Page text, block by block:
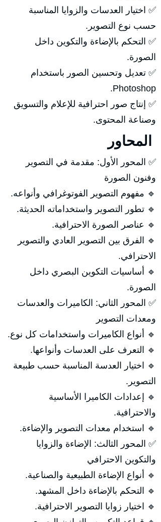
✅ اختيار العدسات والزوايا المناسبة
حسب نوع التصوير.
✅ التحكم بالإضاءة والتكوين داخل
الصورة.
✅ تعديل وتحسين الصور باستخدام
Photoshop.
✅ إنتاج صور احترافية للإعلام والتسويق
وصناعة المحتوى.
✅ المحور الأول: مقدمة في التصوير
وفنون الصورة
🔹 مفهوم التصوير الفوتوغرافي وأنواعه.
🔹 تطور التصوير واستخداماته الحديثة.
🔹 عناصر الصورة الاحترافية.
🔹 الفرق بين التصوير العادي والتصوير
الاحترافي.
🔹 أساسيات التكوين البصري داخل
الصورة.
✅ المحور الثاني: الكاميرات والعدسات
ومعدات التصوير
🔹 أنواع الكاميرات واستخدامات كل نوع.
🔹 التعرف على العدسات وأنواعها.
🔹 اختيار العدسة المناسبة حسب طبيعة
التصوير.
🔹 إعدادات الكاميرا الأساسية
والاحترافية.
🔹 استخدام معدات التصوير والإضاءة.
✅ المحور الثالث: الإضاءة والزوايا
والتكوين الاحترافي
🔹 أنواع الإضاءة الطبيعية والصناعية.
🔹 التحكم بالإضاءة داخل المشهد.
🔹 اختيار زوايا التصوير الاحترافية.